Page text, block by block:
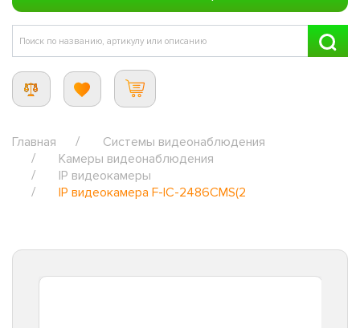
Главная
Системы видеонаблюдения
Камеры видеонаблюдения
IP видеокамеры
IP видеокамера F-IC-2486CMS(2